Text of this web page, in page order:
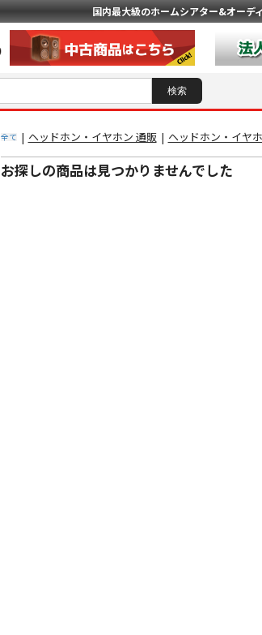
国内最大級のホームシアター&オーデ
全て | ヘッドホン・イヤホン 通販 | ヘッドホン・イヤ
お探しの商品は見つかりませんでした